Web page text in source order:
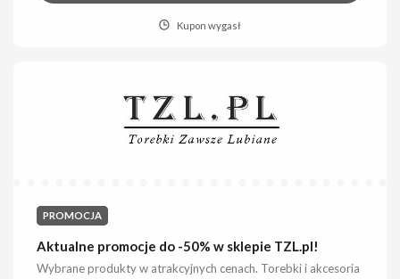
Kupon wygasł
PROMOCJA
Aktualne promocje do -50% w sklepie TZL.pl!
Wybrane produkty w atrakcyjnych cenach. Torebki i akcesoria